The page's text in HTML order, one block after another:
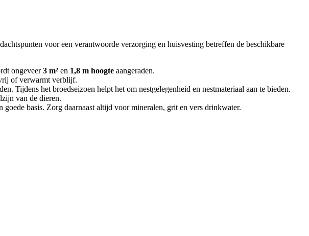
voor een verantwoorde verzorging en huisvesting betreffen de beschikbare
ongeveer3 m² en 1,8 m hoogte aangeraden.
of verwarmt verblijf.
Tijdens het broedseizoen helpt het om nestgelegenheid en nestmateriaal aan te bieden.
van de dieren.
basis. Zorg daarnaast altijd voor mineralen, grit en vers drinkwater.